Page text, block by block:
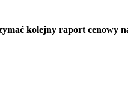
kolejny raport cenowy